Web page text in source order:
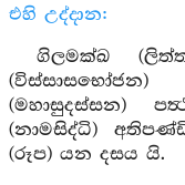
එහි උද්දාන:
ගිලමක්ඛ
(මහාසුදස්සන)
(නාමසිද්ධි)
(රූප) යන දසය යි.